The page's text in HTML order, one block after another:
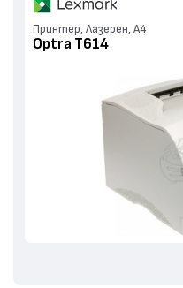
Принтер, Лазерен, А4
Optra T614